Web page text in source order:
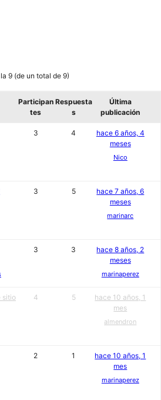
9 (de un total de 9)
Participan
tes
Respuesta
s
Última
publicación
3 4
hace 6 años, 4
meses
Nico
3 5
hace 7 años, 6
meses
marinarc
3 3
hace 8 años, 2
meses
marinaperez
sitio
4 5
hace 10 años, 1
mes
almendron
2 1
hace 10 años, 1
mes
marinaperez